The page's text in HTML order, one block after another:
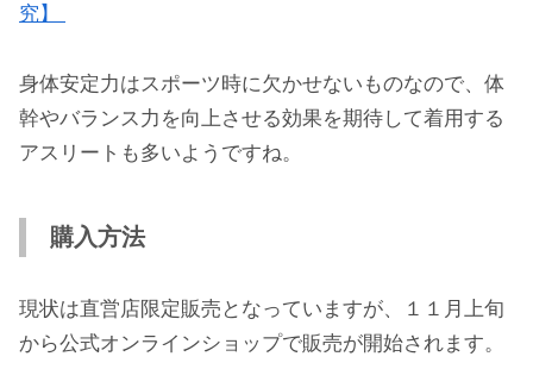
究】
身体安定力はスポーツ時に欠かせないものなので、体
幹やバランス力を向上させる効果を期待して着用する
アスリートも多いようですね。
購入方法
現状は直営店限定販売となっていますが、１１月上旬
から公式オンラインショップで販売が開始されます。